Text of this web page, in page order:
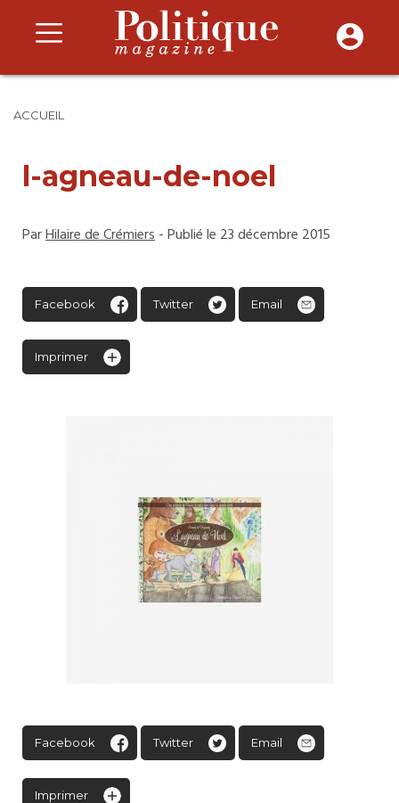
ACCUEIL
l-agneau-de-noel
ParHilaire de Crémiers- Publié le 23 décembre 2015
Facebook Twitter Email
Imprimer
Facebook Twitter Email
Imprimer